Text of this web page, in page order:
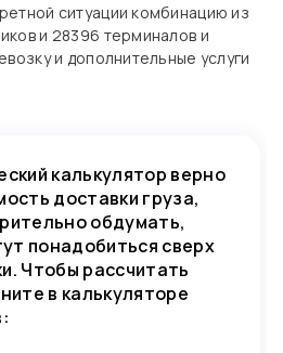
ситуации комбинацию из
и 28396 терминалов и
и дополнительные услуги
калькулятор верно
доставки груза,
обдумать,
понадобиться сверх
Чтобы рассчитать
в калькуляторе